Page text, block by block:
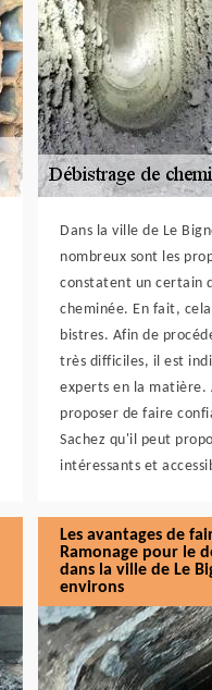
Dans la ville de Le
nombreux sont les
constatent un certain
cheminée. En fait,
bistres. Afin de
très difficiles, il est
experts en la matière.
proposer de faire
Sachez qu'il peut
intéressants et
Les avantages de
Ramonage pour le
dans la ville de Le
environs